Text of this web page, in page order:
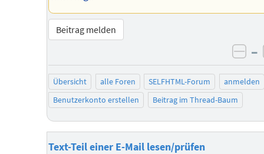
Beitrag melden
–
Übersicht alle Foren SELFHTML-Forum
anmelden
Benutzerkonto erstellen
Beitrag im Thread-Baum
Text-Teil einer E-Mail lesen/prüfen